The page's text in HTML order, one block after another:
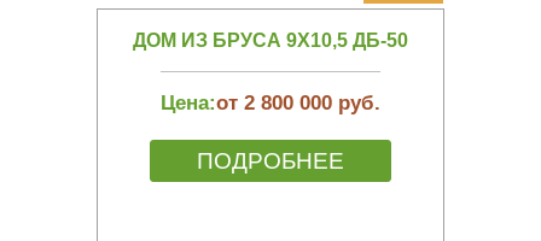
ДОМ ИЗ БРУСА 9Х10,5 ДБ-50
Цена:от 2 800 000 руб.
ПОДРОБНЕЕ